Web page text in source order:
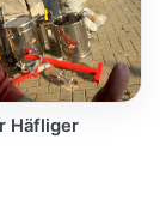
Häfliger